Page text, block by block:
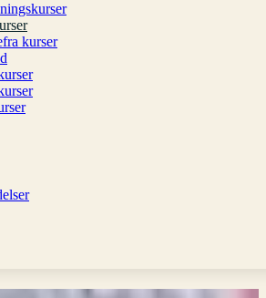
kurser